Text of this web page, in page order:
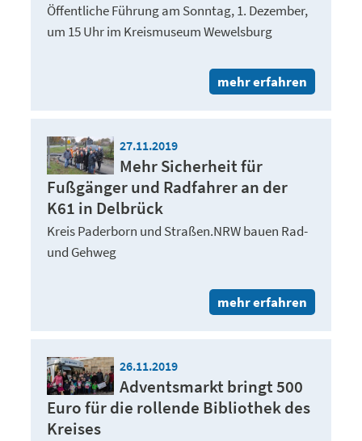
Öffentliche Führung am Sonntag, 1. Dezember,
um 15 Uhr im Kreismuseum Wewelsburg
mehr erfahren
27.11.2019
Mehr Sicherheit für
Fußgänger und Radfahrer an der
K61 in Delbrück
Kreis Paderborn und Straßen.NRW bauen Rad-
und Gehweg
mehr erfahren
26.11.2019
Adventsmarkt bringt 500
Euro für die rollende Bibliothek des
Kreises